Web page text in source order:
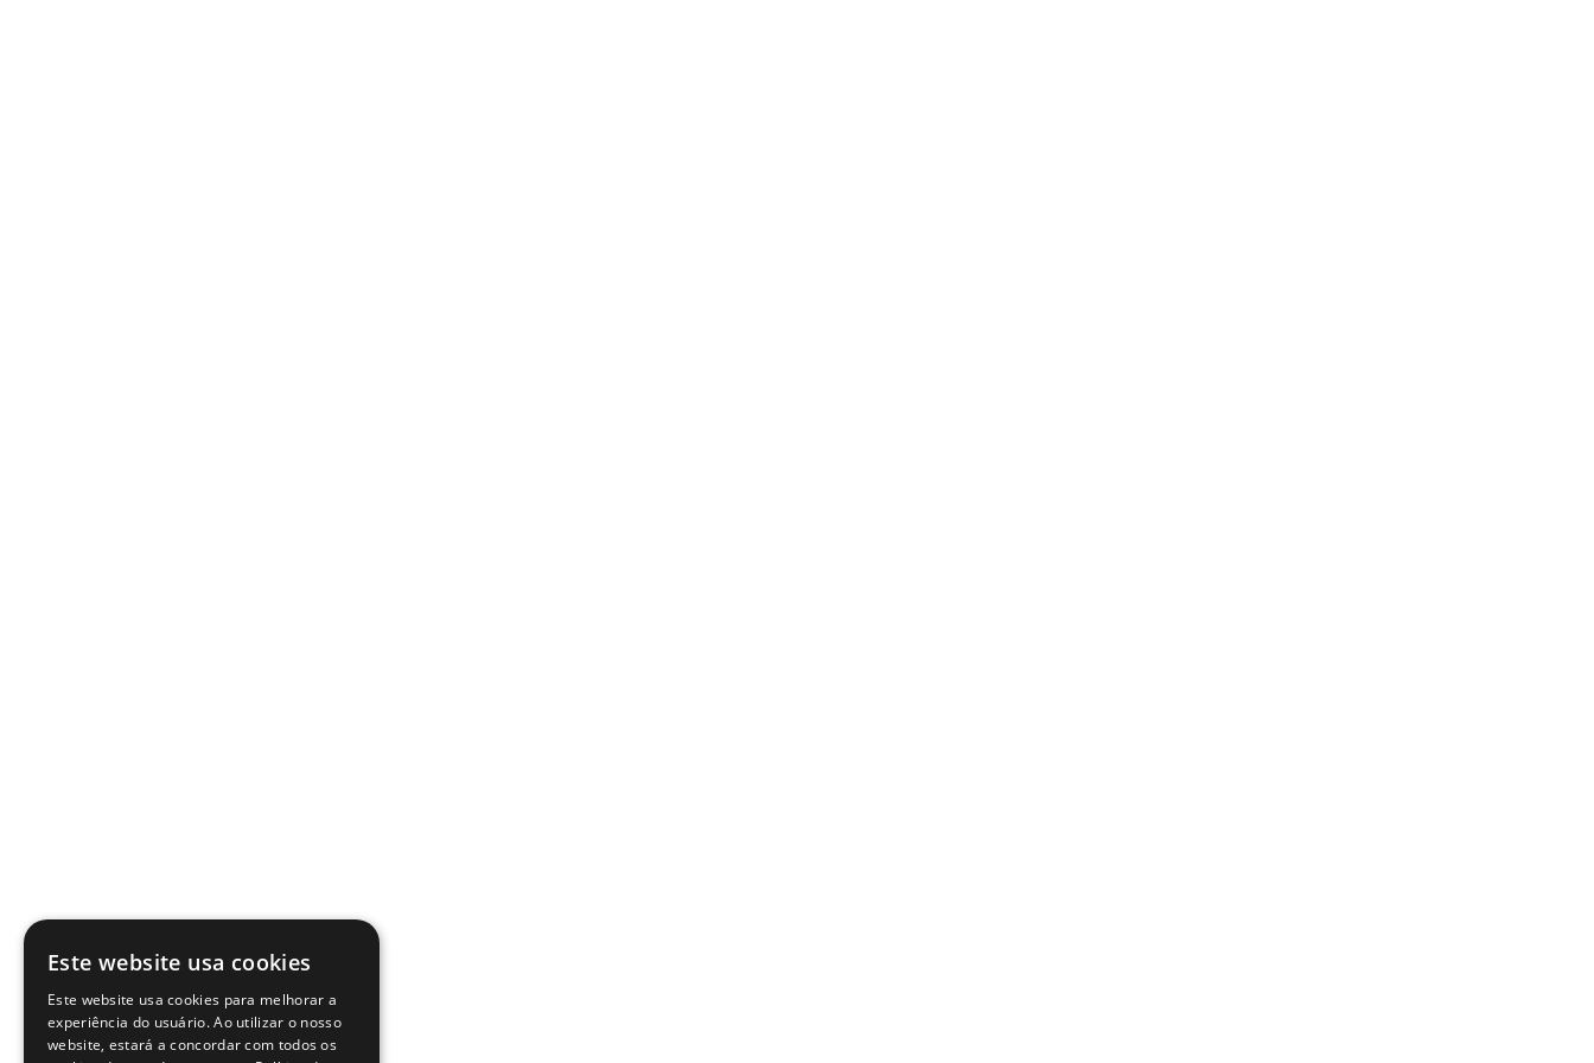
Este website usa cookies
Este website usa cookies para melhorar a
experiência do usuário. Ao utilizar o nosso
website, estará a concordar com todos os